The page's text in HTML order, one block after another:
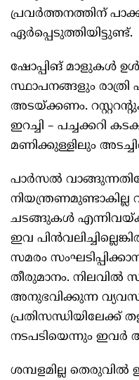
പ്രവർത്തനത്തിന്
ഏർപ്പെടുത്തിയിട്ടുണ്ട്.
ഷോപ്പിങ് മാളുകൾ
സ്ഥാപനങ്ങളും രാത്രി
അടയ്ക്കണം.
ഇറച്ചി – പച്ചക്കറി
മണിക്കുള്ളിലും
പാർസൽ
നിയന്ത്രണമുണ്ടാകില്ല
ചടങ്ങുകൾ
ഇവ
സമരം
തീരുമാനം. നിലവിൽ
അനുഭവിക്കുന്ന
പ്രതിസന്ധിയിലേക്ക്
നടപടിയെന്നും
ശമ്പളമില്ല തെരുവിൽ